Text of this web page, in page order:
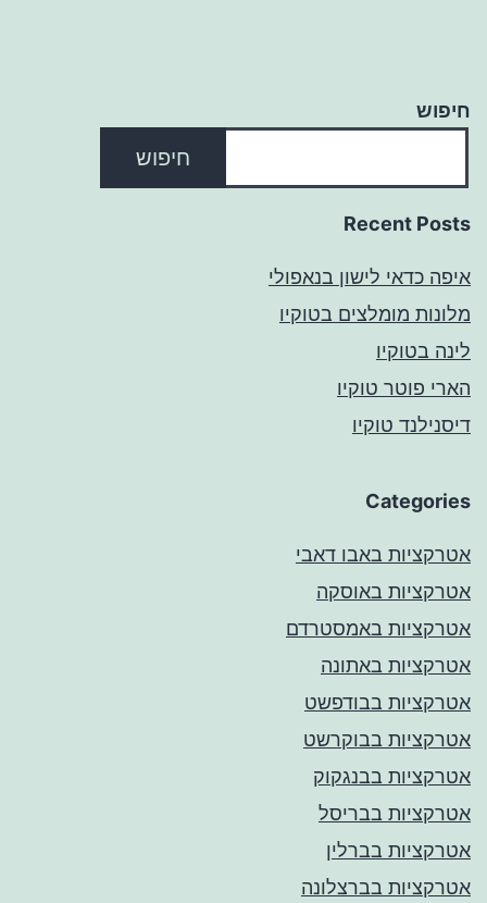
חיפוש
חיפוש
Recent Posts
איפה כדאי לישון בנאפולי
מלונות מומלצים בטוקיו
לינה בטוקיו
הארי פוטר טוקיו
דיסנילנד טוקיו
Categories
אטרקציות באבו דאבי
אטרקציות באוסקה
אטרקציות באמסטרדם
אטרקציות באתונה
אטרקציות בבודפשט
אטרקציות בבוקרשט
אטרקציות בבנגקוק
אטרקציות בבריסל
אטרקציות בברלין
אטרקציות בברצלונה